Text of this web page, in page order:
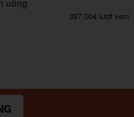
387,004 lượt xem